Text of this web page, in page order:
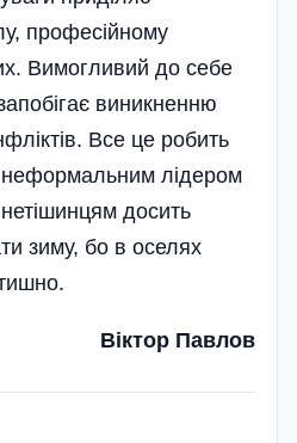
професійному
Вимогливий до себе
виникненню
Все це робить
лідером
досить
зиму, бо в оселях
Віктор Павлов